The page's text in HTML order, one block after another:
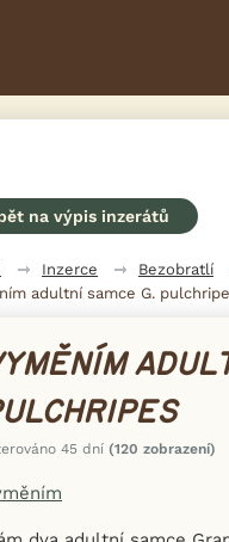
na výpis inzerátů
Inzerce Bezobratlí
adultní samce G.
45 dní (120 zobrazení)